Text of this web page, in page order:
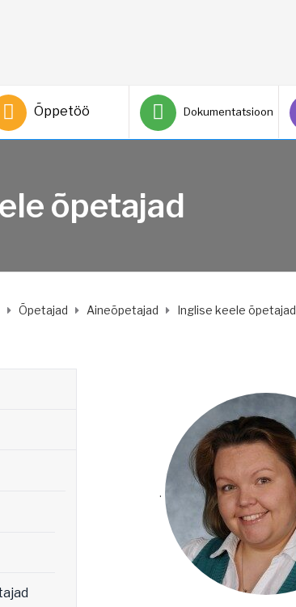
Õppetöö Dokumentatsioon
õpetajad
Õpetajad Aineõpetajad Inglise keele õpetajad
.